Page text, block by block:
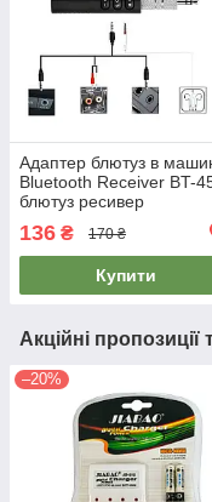
Адаптер блютуз в
Bluetooth Receiver BT-
блютуз ресивер
автомобільний, блютуз
машину
136 ₴ 170 ₴
Купити
Акційні пропозиції
–20%